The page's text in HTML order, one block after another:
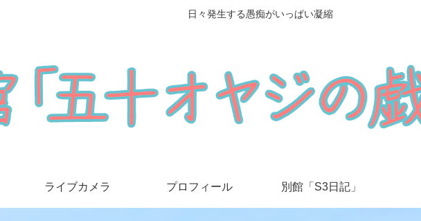
日々発生する愚痴がいっぱい凝縮
ライブカメラ プロフィール 別館「S3日記」